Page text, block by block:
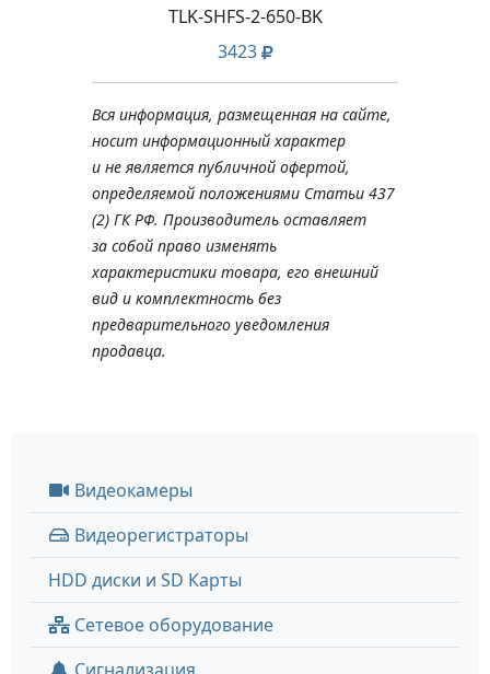
TLK-SHFS-2-650-BK
3423
Вся информация, размещенная на сайте,
носит информационный характер
и не является публичной офертой,
определяемой положениями Статьи 437
(2) ГК РФ. Производитель оставляет
за собой право изменять
характеристики товара, его внешний
вид и комплектность без
предварительного уведомления
продавца.
Видеокамеры
Видеорегистраторы
HDD диски и SD Карты
Сетевое оборудование